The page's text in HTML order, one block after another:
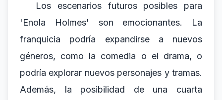
Los escenarios futuros posibles para
'Enola Holmes' son emocionantes. La
franquicia podría expandirse a nuevos
géneros, como la comedia o el drama, o
podría explorar nuevos personajes y tramas.
Además, la posibilidad de una cuarta